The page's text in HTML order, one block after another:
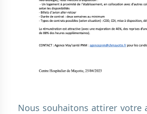
Nous souhaitons attirer votre